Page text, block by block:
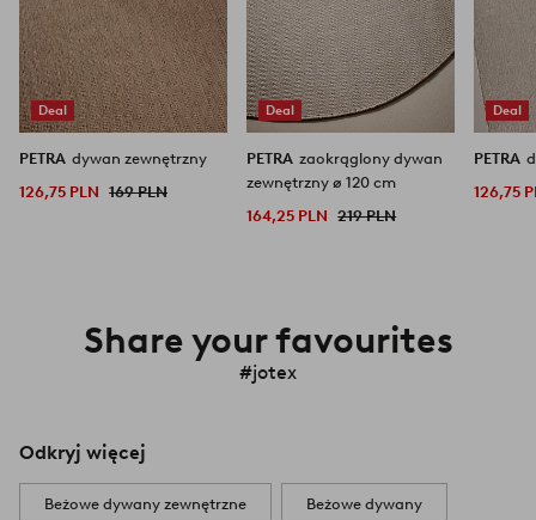
Deal
PETRA dywan zewnętrzny
126,75 PLN 169 PLN
Deal
PETRA zaokrąglony dywan
zewnętrzny ø 120 cm
164,25 PLN
219 PLN
Deal
PETRA
126,75
Share your favourites
#jotex
Odkryj więcej
Beżowe dywany zewnętrzne Beżowe dywany